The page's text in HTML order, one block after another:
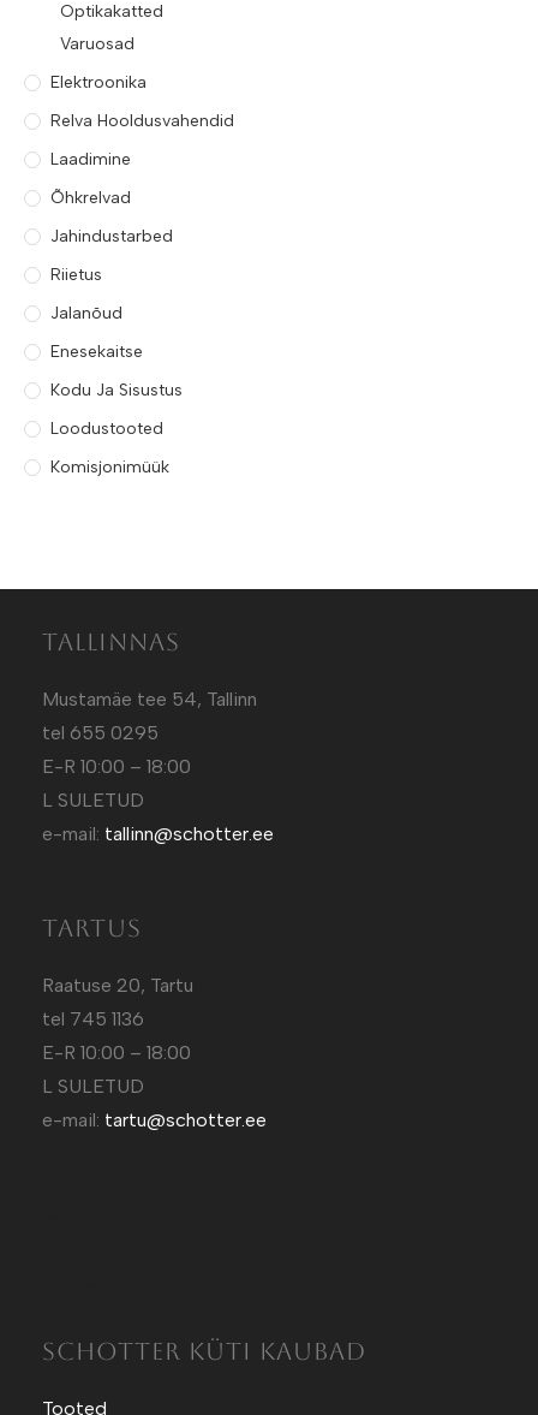
Optikakatted
Varuosad
Elektroonika
Relva Hooldusvahendid
Laadimine
Õhkrelvad
Jahindustarbed
Riietus
Jalanõud
Enesekaitse
Kodu Ja Sisustus
Loodustooted
Komisjonimüük
Tallinnas
Mustamäe tee 54, Tallinn
tel 655 0295
E-R 10:00 – 18:00
L SULETUD
e-mail: tallinn@schotter.ee
Tartus
Raatuse 20, Tartu
tel 745 1136
E-R 10:00 – 18:00
L SULETUD
e-mail: tartu@schotter.ee
SCHOTTER KÜTI KAUBAD
Tooted